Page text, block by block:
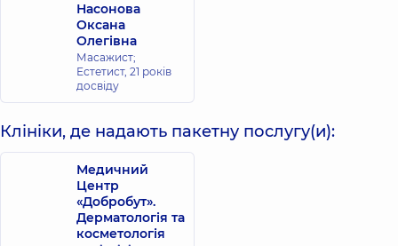
Насонова
Оксана
Олегівна
Масажист;
Естетист, 21 років
досвіду
Клініки, де надають пакетну послугу(и):
Медичний
Центр
«Добробут».
Дерматологія та
косметологія